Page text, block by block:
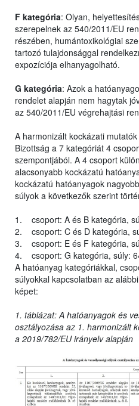
F kategória: Olyan,
szerepelnek az 540/2011/EU
részében, humántoxikológiai
tartozó tulajdonsággal
expozíciója elhanyagolható.
G kategória: Azok a
rendelet alapján nem hagytak
az 540/2011/EU végrehajtási
A harmonizált kockázati
Bizottság a 7 kategóriát 4
szempontjából. A 4 csoport
alacsonyabb kockázatú
kockázatú hatóanyagok
súlyok a következők szerint
1. csoport: A és B kategória,
2. csoport: C és D kategória,
3. csoport: E és F kategória,
4. csoport: G kategória, súly:
A hatóanyag kategóriákkal,
súlyokkal kapcsolatban az
képet:
1. táblázat: A hatóanyagok és
osztályozása az 1. harmonizált
a 2019/782/EU irányelv alapján